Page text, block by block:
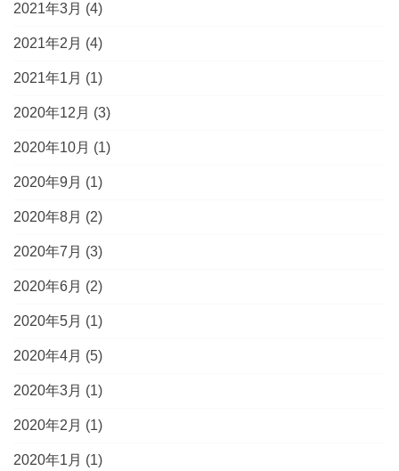
2021年3月 (4)
2021年2月 (4)
2021年1月 (1)
2020年12月 (3)
2020年10月 (1)
2020年9月 (1)
2020年8月 (2)
2020年7月 (3)
2020年6月 (2)
2020年5月 (1)
2020年4月 (5)
2020年3月 (1)
2020年2月 (1)
2020年1月 (1)